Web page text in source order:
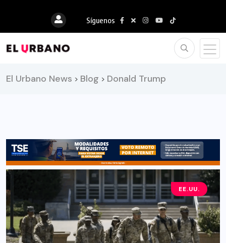
Síguenos
El Urbano News > Blog > Donald Trump
EE.UU.